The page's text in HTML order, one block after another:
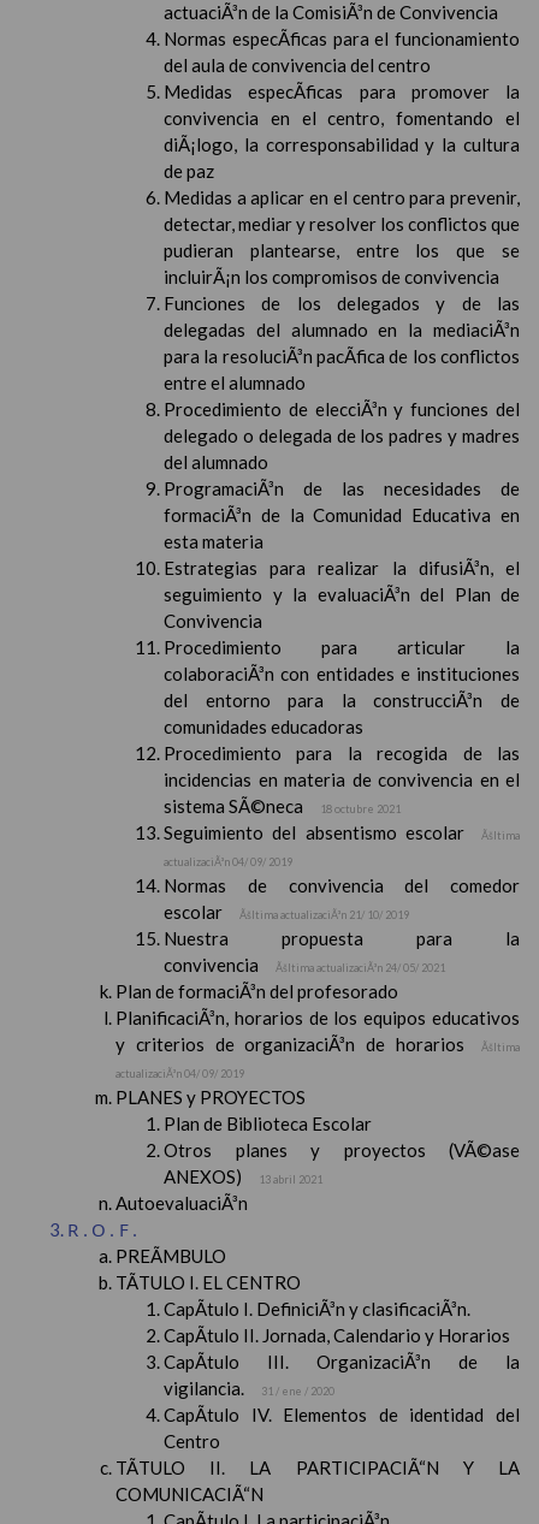
actuaciÃ³n de la ComisiÃ³n de Convivencia
Normas especÃ­ficas para el funcionamiento
del aula de convivencia del centro
Medidas especÃ­ficas para promover la
convivencia en el centro, fomentando el
diÃ¡logo, la corresponsabilidad y la cultura
de paz
Medidas a aplicar en el centro para prevenir,
detectar, mediar y resolver los conflictos que
pudieran plantearse, entre los que se
incluirÃ¡n los compromisos de convivencia
Funciones de los delegados y de las
delegadas del alumnado en la mediaciÃ³n
para la resoluciÃ³n pacÃ­fica de los conflictos
entre el alumnado
Procedimiento de elecciÃ³n y funciones del
delegado o delegada de los padres y madres
del alumnado
ProgramaciÃ³n de las necesidades de
formaciÃ³n de la Comunidad Educativa en
esta materia
Estrategias para realizar la difusiÃ³n, el
seguimiento y la evaluaciÃ³n del Plan de
Convivencia
Procedimiento para articular la
colaboraciÃ³n con entidades e instituciones
del entorno para la construcciÃ³n de
comunidades educadoras
Procedimiento para la recogida de las
incidencias en materia de convivencia en el
sistema SÃ©neca
18 octubre 2021
Seguimiento del absentismo escolar
Ãšltima
actualizaciÃ³n 04/ 09/ 2019
Normas de convivencia del comedor
escolar
Ãšltima actualizaciÃ³n 21/ 10/ 2019
Nuestra propuesta para la
convivencia
Ãšltima actualizaciÃ³n 24/ 05/ 2021
Plan de formaciÃ³n del profesorado
PlanificaciÃ³n, horarios de los equipos educativos
y criterios de organizaciÃ³n de horarios
Ãšltima
actualizaciÃ³n 04/ 09/ 2019
PLANES y PROYECTOS
Plan de Biblioteca Escolar
Otros planes y proyectos (VÃ©ase
ANEXOS)
13 abril 2021
AutoevaluaciÃ³n
R.O.F.
PREÃMBULO
TÃTULO I. EL CENTRO
CapÃ­tulo I. DefiniciÃ³n y clasificaciÃ³n.
CapÃ­tulo II. Jornada, Calendario y Horarios
CapÃ­tulo III. OrganizaciÃ³n de la
vigilancia.
31 / ene / 2020
CapÃ­tulo IV. Elementos de identidad del
Centro
TÃTULO II. LA PARTICIPACIÃ“N Y LA
COMUNICACIÃ“N